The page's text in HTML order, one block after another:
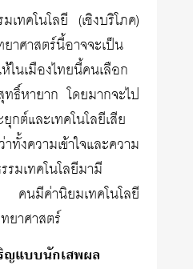
เทคโนโลยี (เชิงบริโภค)
า­ศาสตร์นี้อาจจะเป็น
ในเมืองไทยนี้คนเลือก
ทธิ์หายาก โดยมากจะไป
กต์และเทคโนโลยีเสีย
ความเข้าใจและความ
มเทคโนโลยีมามี
คนมีค่านิยมเทคโนโลยี
ยาศาสตร์
ญแบบนักเสพผล